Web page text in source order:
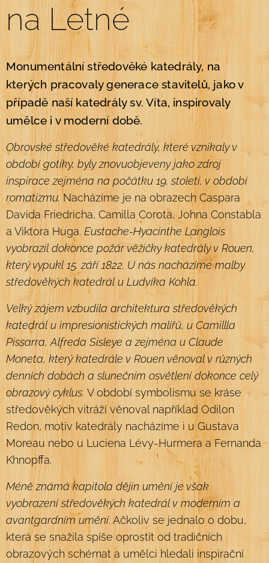
na Letné
Monumentální středověké katedrály, na
kterých pracovaly generace stavitelů, jako v
případě naší katedrály sv. Víta, inspirovaly
umělce i v moderní době.
Obrovské středověké katedrály, které vznikaly v
období gotiky, byly znovuobjeveny jako zdroj
inspirace zejména na počátku 19. století, v období
romatizmu.Nacházíme je na obrazech Caspara
Davida Friedricha, Camilla Corota, Johna Constabla
a Viktora Huga.Eustache-Hyacinthe Langlois
vyobrazil dokonce požár věžičky katedrály v Rouen,
který vypukl 15. září 1822. U nás nacházímemalby
středověkých katedrál u Ludvíka Kohla.
Velký zájem vzbudila architektura středověkých
katedrál u impresionistických malířů, u Camillla
Pissarra, Alfreda Sisleye a zejména u Claude
Moneta, který katedrále v Rouen věnoval v různých
denních dobách a slunečním osvětlení dokonce celý
obrazový cyklus. V období symbolismu se kráse
středověkých vitráží věnoval například Odilon
Redon, motiv katedrály nacházíme i u Gustava
Moreau nebo u Luciena Lévy-Hurmera a Fernanda
Khnopffa.
Méně známá kapitola dějin umění je však
vyobrazení středověkých katedrál v moderním a
avantgardním umění. Ačkoliv se jednalo o dobu,
která se snažila spíše oprostit od tradičních
obrazových schémat a umělci hledali inspirační